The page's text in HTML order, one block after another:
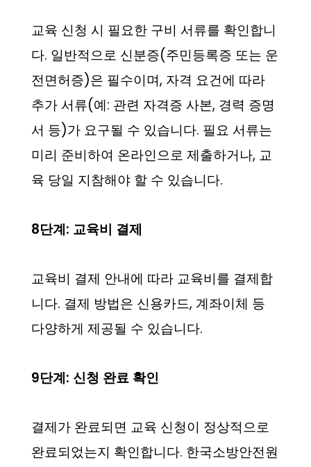
교육 신청 시 필요한 구비 서류를 확인합니
다. 일반적으로 신분증(주민등록증 또는 운
전면허증)은 필수이며, 자격 요건에 따라
추가 서류(예: 관련 자격증 사본, 경력 증명
서 등)가 요구될 수 있습니다. 필요 서류는
미리 준비하여 온라인으로 제출하거나, 교
육 당일 지참해야 할 수 있습니다.
8단계: 교육비 결제
교육비 결제 안내에 따라 교육비를 결제합
니다. 결제 방법은 신용카드, 계좌이체 등
다양하게 제공될 수 있습니다.
9단계: 신청 완료 확인
결제가 완료되면 교육 신청이 정상적으로
완료되었는지 확인합니다. 한국소방안전원